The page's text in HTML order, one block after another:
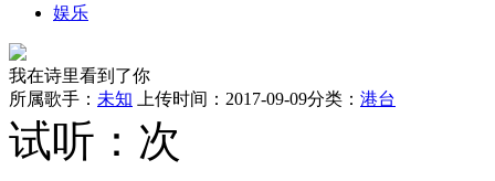
娱乐
我在诗里看到了你
所属歌手： 未知 上传时间：2017-09-09分类： 港台
试听： 次